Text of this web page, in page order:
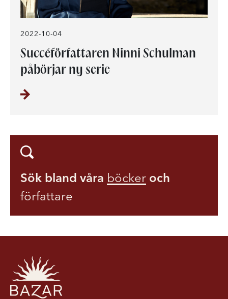
2022-10-04
Succéförfattaren Ninni Schulman
påbörjar ny serie
Sök bland våra böcker och
författare